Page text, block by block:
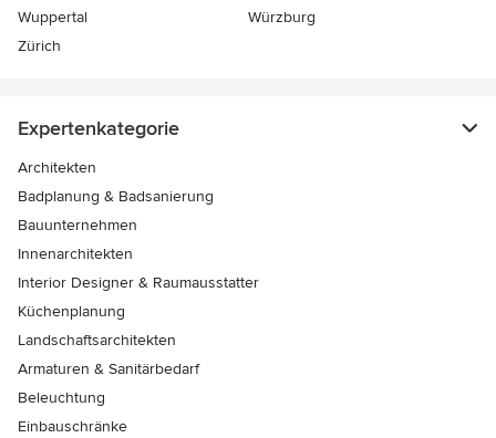
Wuppertal
Würzburg
Zürich
Expertenkategorie
Architekten
Badplanung & Badsanierung
Bauunternehmen
Innenarchitekten
Interior Designer & Raumausstatter
Küchenplanung
Landschaftsarchitekten
Armaturen & Sanitärbedarf
Beleuchtung
Einbauschränke